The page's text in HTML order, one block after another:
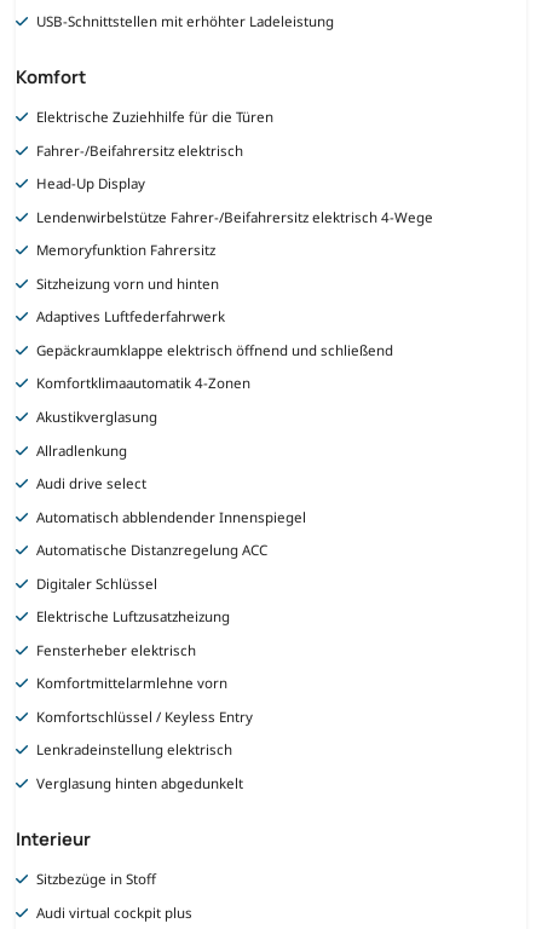
USB-Schnittstellen mit erhöhter Ladeleistung
Komfort
Elektrische Zuziehhilfe für die Türen
Fahrer-/Beifahrersitz elektrisch
Head-Up Display
Lendenwirbelstütze Fahrer-/Beifahrersitz elektrisch 4-Wege
Memoryfunktion Fahrersitz
Sitzheizung vorn und hinten
Adaptives Luftfederfahrwerk
Gepäckraumklappe elektrisch öffnend und schließend
Komfortklimaautomatik 4-Zonen
Akustikverglasung
Allradlenkung
Audi drive select
Automatisch abblendender Innenspiegel
Automatische Distanzregelung ACC
Digitaler Schlüssel
Elektrische Luftzusatzheizung
Fensterheber elektrisch
Komfortmittelarmlehne vorn
Komfortschlüssel / Keyless Entry
Lenkradeinstellung elektrisch
Verglasung hinten abgedunkelt
Interieur
Sitzbezüge in Stoff
Audi virtual cockpit plus